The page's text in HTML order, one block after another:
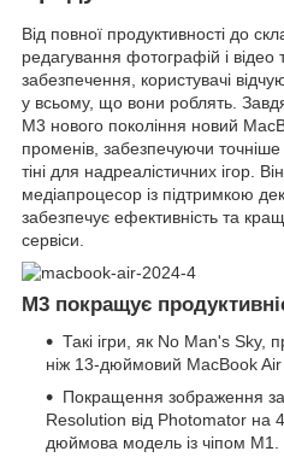
Від повної продуктивності до
редагування фотографій і
забезпечення, користувачі
у всьому, що вони роблять.
M3 нового покоління новий
променів, забезпечуючи
тіні для надреалістичних ігор.
медіапроцесор із підтримкою
забезпечує ефективність та
сервіси.
M3 покращує
Такі ігри, як No Man's
ніж 13-дюймовий MacBook Air
Покращення зображення
Resolution від Photomator на
дюймова модель із чіпом M1.